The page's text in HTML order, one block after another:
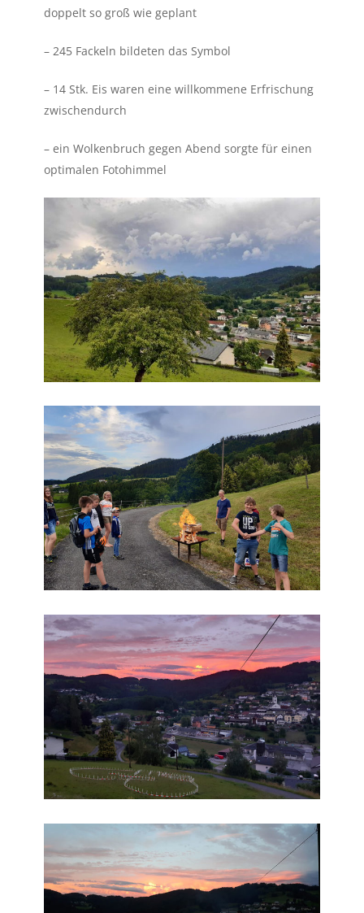
doppelt so groß wie geplant
– 245 Fackeln bildeten das Symbol
– 14 Stk. Eis waren eine willkommene Erfrischung
zwischendurch
– ein Wolkenbruch gegen Abend sorgte für einen
optimalen Fotohimmel